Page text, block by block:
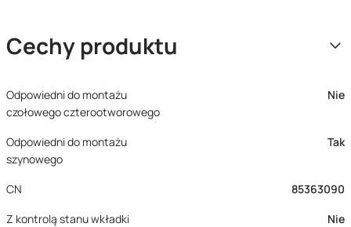
Cechy produktu
Odpowiedni do montażu
czołowego czterootworowego
Nie
Odpowiedni do montażu
szynowego
Tak
CN
85363090
Z kontrolą stanu wkładki
Nie